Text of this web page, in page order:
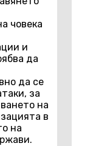
човека
и
да
да се
за
на
в
на